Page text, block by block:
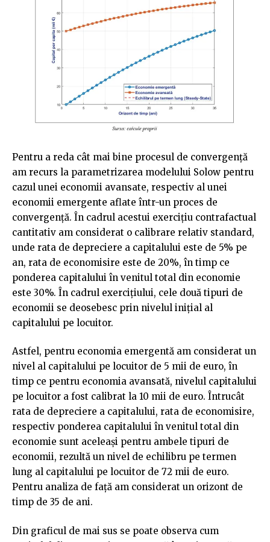
Pentru a reda cât mai bine procesul de convergență
am recurs la parametrizarea modelului Solow pentru
cazul unei economii avansate, respectiv al unei
economii emergente aflate într-un proces de
convergență. În cadrul acestui exercițiu contrafactual
cantitativ am considerat o calibrare relativ standard,
unde rata de depreciere a capitalului este de 5% pe
an, rata de economisire este de 20%, în timp ce
ponderea capitalului în venitul total din economie
este 30%. În cadrul exercițiului, cele două tipuri de
economii se deosebesc prin nivelul inițial al
capitalului pe locuitor.
Astfel, pentru economia emergentă am considerat un
nivel al capitalului pe locuitor de 5 mii de euro, în
timp ce pentru economia avansată, nivelul capitalului
pe locuitor a fost calibrat la 10 mii de euro. Întrucât
rata de depreciere a capitalului, rata de economisire,
respectiv ponderea capitalului în venitul total din
economie sunt aceleași pentru ambele tipuri de
economii, rezultă un nivel de echilibru pe termen
lung al capitalului pe locuitor de 72 mii de euro.
Pentru analiza de față am considerat un orizont de
timp de 35 de ani.
Din graficul de mai sus se poate observa cum